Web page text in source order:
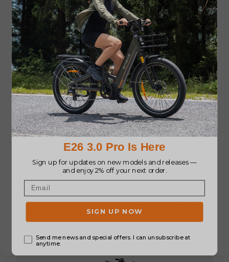
2.EngweM1
Jos haluat tutustua nähtävyyksiin ja jakaa
ikimuistoisia hetkiä kumppanisi kanssa, niin
EngweM1on paras valinta sinulle. Siinä on kaksi
istuinpaikkaa, akkutuki ja jousitusjärjestelmä,
jotka tarjoavat ajajille äärimmäisen
ajokokemuksen.
Sinun tarvitsee vain käyttää 1 049,00–1 249,00 €
saadaksesi kotiin tämän tehokkaan,
paksurenkaisilla sähkömoottoripyörän.